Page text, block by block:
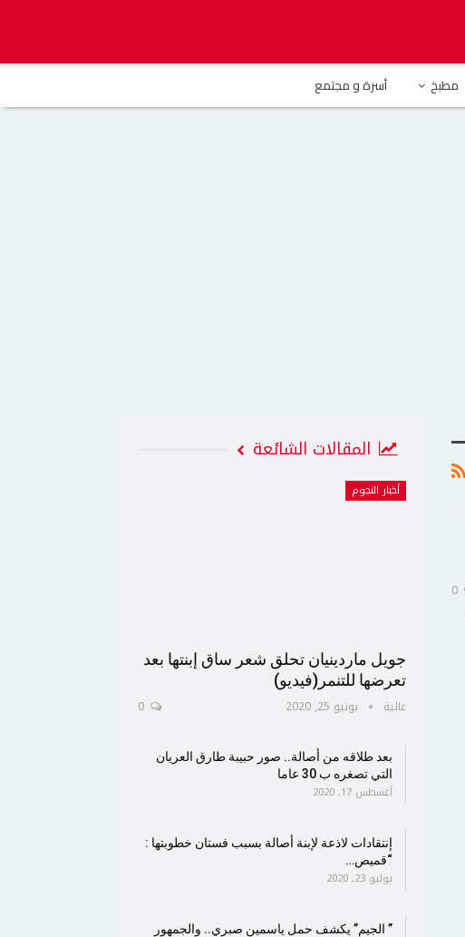
مطبخ أسرة و مجتمع
المقالات الشائعة
أخبار النجوم
جويل ماردينيان تحلق شعر ساق إبنتها بعد
تعرضها للتنمر(فيديو)
عالية يونيو 25, 2020
بعد طلاقه من أصالة.. صور حبيبة طارق العريان
التي تصغره ب 30 عاما
أغسطس 17, 2020
إنتقادات لاذعة لإبنة أصالة بسبب فستان خطوبتها :
“قميص…
يوليو 23, 2020
” الجيم” يكشف حمل ياسمين صبري.. والجمهور